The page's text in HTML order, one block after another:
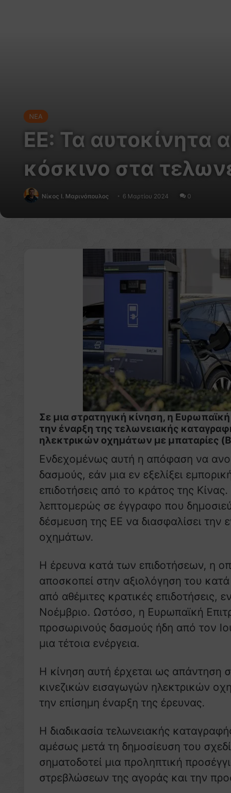
NEA
ΕΕ: Τα αυτοκίνητα
κόσκινο στα
Nίκος Ι. Mαρινόπουλος 6 Μαρτίου 2024 0
Σε μια στρατηγική κίνηση, η
την έναρξη της τελωνειακής
ηλεκτρικών οχημάτων με μπαταρίες
Ενδεχομένως αυτή η απόφαση να
δασμούς, εάν μια εν εξελίξει
επιδοτήσεις από το κράτος της
λεπτομερώς σε έγγραφο που
δέσμευση της ΕΕ να διασφαλίσει την
οχημάτων.
Η έρευνα κατά των επιδοτήσεων, η
αποσκοπεί στην αξιολόγηση του
από αθέμιτες κρατικές επιδοτήσεις,
Νοέμβριο. Ωστόσο, η Ευρωπαϊκή
προσωρινούς δασμούς ήδη από τον
μια τέτοια ενέργεια.
Η κίνηση αυτή έρχεται ως απάντηση
κινεζικών εισαγωγών ηλεκτρικών
την επίσημη έναρξη της έρευνας.
Η διαδικασία τελωνειακής
αμέσως μετά τη δημοσίευση του
σηματοδοτεί μια προληπτική
στρεβλώσεων της αγοράς και την